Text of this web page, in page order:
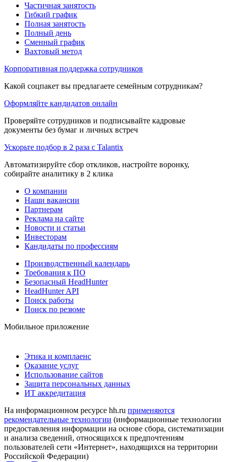
Частичная занятость
Гибкий график
Полная занятость
Полный день
Сменный график
Вахтовый метод
Корпоративная поддержка сотрудников
Какой соцпакет вы предлагаете семейным сотрудникам?
Оформляйте кандидатов онлайн
Проверяйте сотрудников и подписывайте кадровые
документы без бумаг и личных встреч
Ускорьте подбор в 2 раза с Talantix
Автоматизируйте сбор откликов, настройте воронку,
собирайте аналитику в 2 клика
О компании
Наши вакансии
Партнерам
Реклама на сайте
Новости и статьи
Инвесторам
Кандидаты по профессиям
Производственный календарь
Требования к ПО
Безопасный HeadHunter
HeadHunter API
Поиск работы
Поиск по резюме
Мобильное приложение
Этика и комплаенс
Оказание услуг
Использование сайтов
Защита персональных данных
ИТ аккредитация
На информационном ресурсе hh.ru применяются
рекомендательные технологии (информационные технологии
предоставления информации на основе сбора, систематизации
и анализа сведений, относящихся к предпочтениям
пользователей сети «Интернет», находящихся на территории
Российской Федерации)